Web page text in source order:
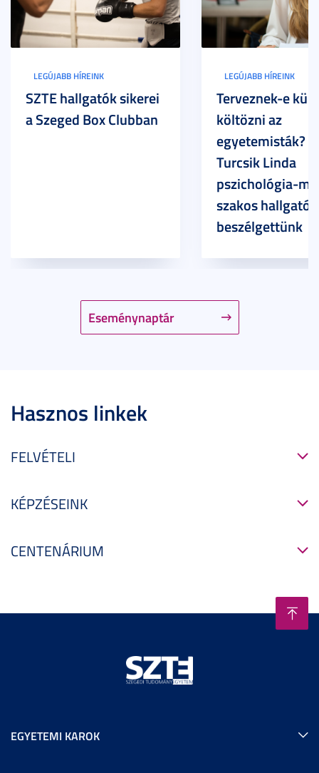
Eseménynaptár
LEGÚJABB HÍREINK
SZTE hallgatók sikerei
a Szeged Box Clubban
LEGÚJABB HÍREINK
Terveznek-e
költözni az
egyetemisták? –
Turcsik Linda
pszichológia-
szakos
beszélgettünk
Hasznos linkek
FELVÉTELI
KÉPZÉSEINK
CENTENÁRIUM
EGYETEMI KAROK